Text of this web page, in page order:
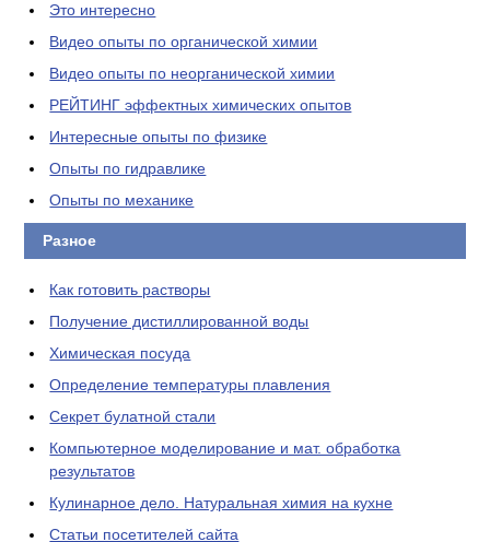
Это интересно
Видео опыты по органической химии
Видео опыты по неорганической химии
РЕЙТИНГ эффектных химических опытов
Интересные опыты по физике
Опыты по гидравлике
Опыты по механике
Разное
Как готовить растворы
Получение дистиллированной воды
Химическая посуда
Определение температуры плавления
Секрет булатной стали
Компьютерное моделирование и мат. обработка
результатов
Кулинарное дело. Натуральная химия на кухне
Статьи посетителей сайта